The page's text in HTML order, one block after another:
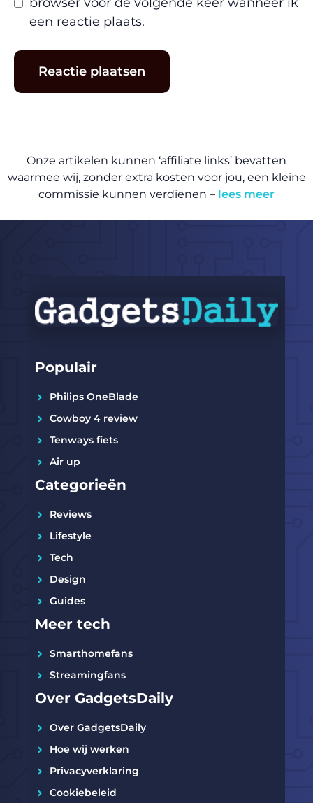
een reactie plaats.
Onze artikelen kunnen ‘affiliate links’ bevatten
waarmee wij, zonder extra kosten voor jou, een kleine
commissie kunnen verdienen – lees meer
Populair
Philips OneBlade
Cowboy 4 review
Tenways fiets
Air up
Categorieën
Reviews
Lifestyle
Tech
Design
Guides
Meer tech
Smarthomefans
Streamingfans
Over GadgetsDaily
Over GadgetsDaily
Hoe wij werken
Privacyverklaring
Cookiebeleid